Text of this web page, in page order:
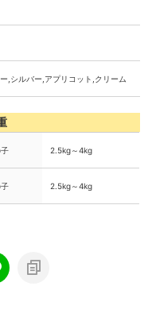
,シルバー,アプリコット,クリーム
2.5kg～4kg
2.5kg～4kg